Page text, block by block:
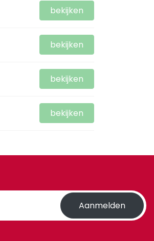
bekijken
bekijken
bekijken
bekijken
Aanmelden